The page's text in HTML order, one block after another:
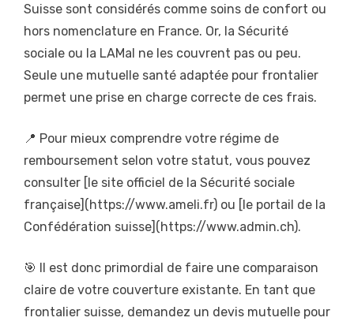
Suisse sont considérés comme soins de confort ou
hors nomenclature en France. Or, la Sécurité
sociale ou la LAMal ne les couvrent pas ou peu.
Seule une mutuelle santé adaptée pour frontalier
permet une prise en charge correcte de ces frais.
📍 Pour mieux comprendre votre régime de
remboursement selon votre statut, vous pouvez
consulter [le site officiel de la Sécurité sociale
française](https://www.ameli.fr) ou [le portail de la
Confédération suisse](https://www.admin.ch).
🎯 Il est donc primordial de faire une comparaison
claire de votre couverture existante. En tant que
frontalier suisse, demandez un devis mutuelle pour